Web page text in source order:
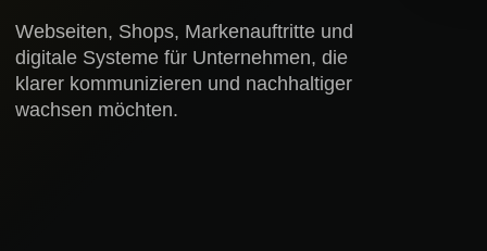
Webseiten, Shops, Markenauftritte und
digitale Systeme für Unternehmen, die
klarer kommunizieren und nachhaltiger
wachsen möchten.